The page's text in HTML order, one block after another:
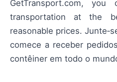
GetTransport.com,
transportation at the
reasonable prices.
comece a receber
contêiner em todo o